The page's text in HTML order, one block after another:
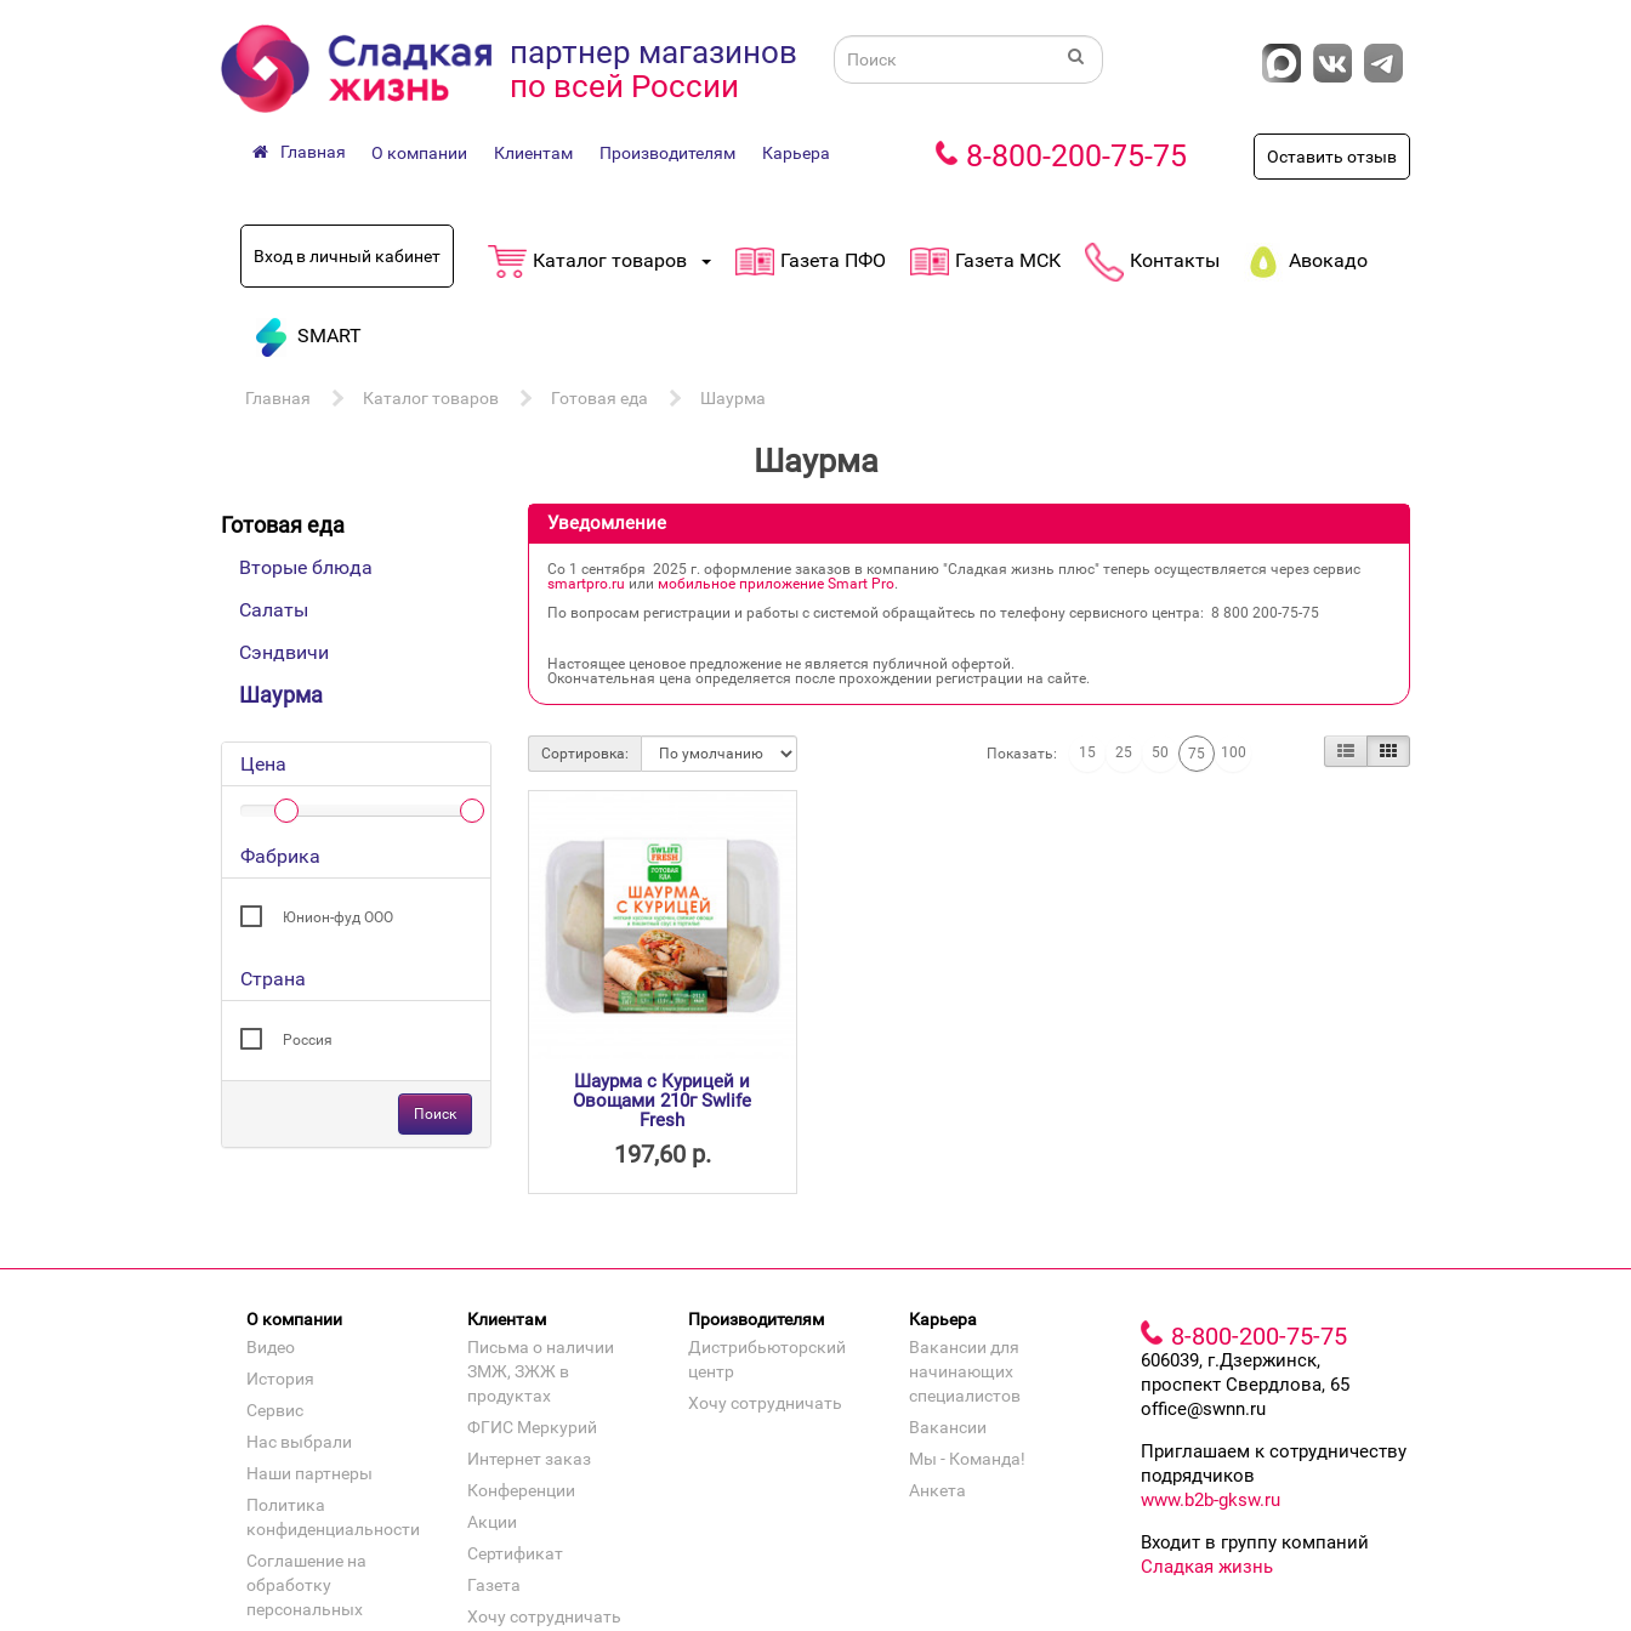
партнер магазинов
по всей России
Главная О компании Клиентам Производителям Карьера 8-800-200-75-75 Оставить отзыв
Вход в личный кабинет Каталог товаров Газета ПФО Газета МСК Контакты Авокадо
SMART
Главная Каталог товаров Готовая еда Шаурма
Шаурма
Готовая еда
Вторые блюда
Салаты
Сэндвичи
Шаурма
Цена
Фабрика
Юнион-фуд ООО
Страна
Россия
Поиск
Уведомление
Со 1 сентября 2025 г. оформление заказов в компанию "Сладкая жизнь плюс" теперь осуществляется через сервис
smartpro.ru или мобильное приложение Smart Pro.
По вопросам регистрации и работы с системой обращайтесь по телефону сервисного центра: 8 800 200‐75‐75
Настоящее ценовое предложение не является публичной офертой.
Окончательная цена определяется после прохождении регистрации на сайте.
Сортировка: Показать: 15 25 50 75 100
Шаурма с Курицей и
Овощами 210г Swlife
Fresh
197,60 р.
О компании
Видео
История
Сервис
Нас выбрали
Наши партнеры
Политика
конфиденциальности
Соглашение на
обработку
персональных
Клиентам
Письма о наличии
ЗМЖ, ЗЖЖ в
продуктах
ФГИС Меркурий
Интернет заказ
Конференции
Акции
Сертификат
Газета
Хочу сотрудничать
Производителям
Дистрибьюторский
центр
Хочу сотрудничать
Карьера
Вакансии для
начинающих
специалистов
Вакансии
Мы - Команда!
Анкета
8-800-200-75-75
606039, г.Дзержинск,
проспект Свердлова, 65
office@swnn.ru
Приглашаем к сотрудничеству
подрядчиков
www.b2b-gksw.ru
Входит в группу компаний
Сладкая жизнь